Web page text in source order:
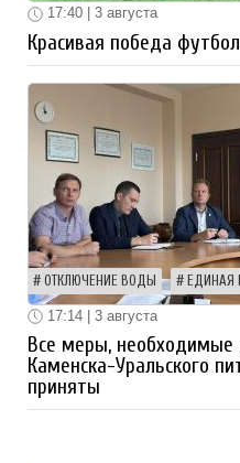
17:40 | 3 августа
Красивая победа
ОТКЛЮЧЕНИЕ ВОДЫ ЕДИНАЯ
17:14 | 3 августа
Все меры, необходимые
Каменска-Уральского
приняты